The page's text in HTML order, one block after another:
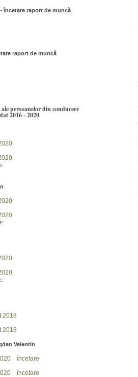
încetare raport de muncă
raport de muncă
persoanelor din conducere
2016 - 2020
2018
2018
Valentin
încetare
încetare